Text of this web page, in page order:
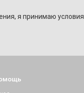
я принимаю условия